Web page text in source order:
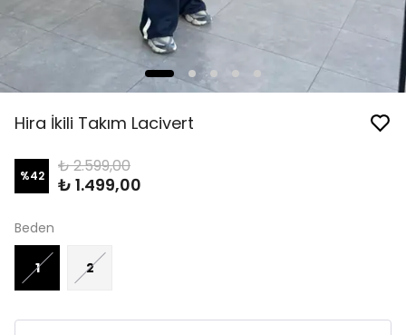
Hira İkili Takım Lacivert
%42 ₺ 2.599,00
₺ 1.499,00
Beden
1 2